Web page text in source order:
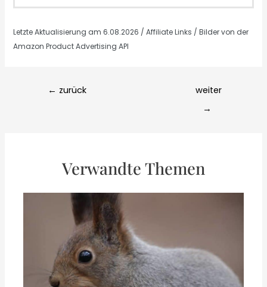
Letzte Aktualisierung am 6.08.2026 / Affiliate Links / Bilder von der
Amazon Product Advertising API
← zurück
weiter
→
Verwandte Themen